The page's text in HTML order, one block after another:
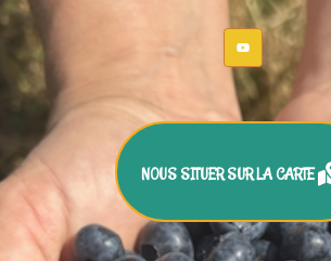
NOUS SITUER SUR LA CARTE